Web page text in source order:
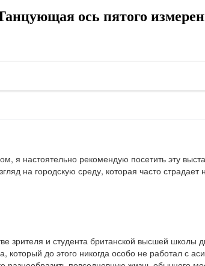
ось пятого
я настоятельно рекомендую посетить эту
на городскую среду, которая часто
зрителя и студента британской высшей
который до этого никогда особо не